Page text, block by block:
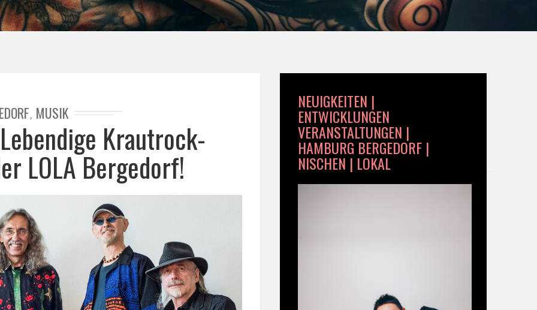
, MUSIK
Krautrock-
LOLA Bergedorf!
NEUIGKEITEN |
ENTWICKLUNGEN
VERANSTALTUNGEN |
HAMBURG BERGEDORF |
NISCHEN | LOKAL